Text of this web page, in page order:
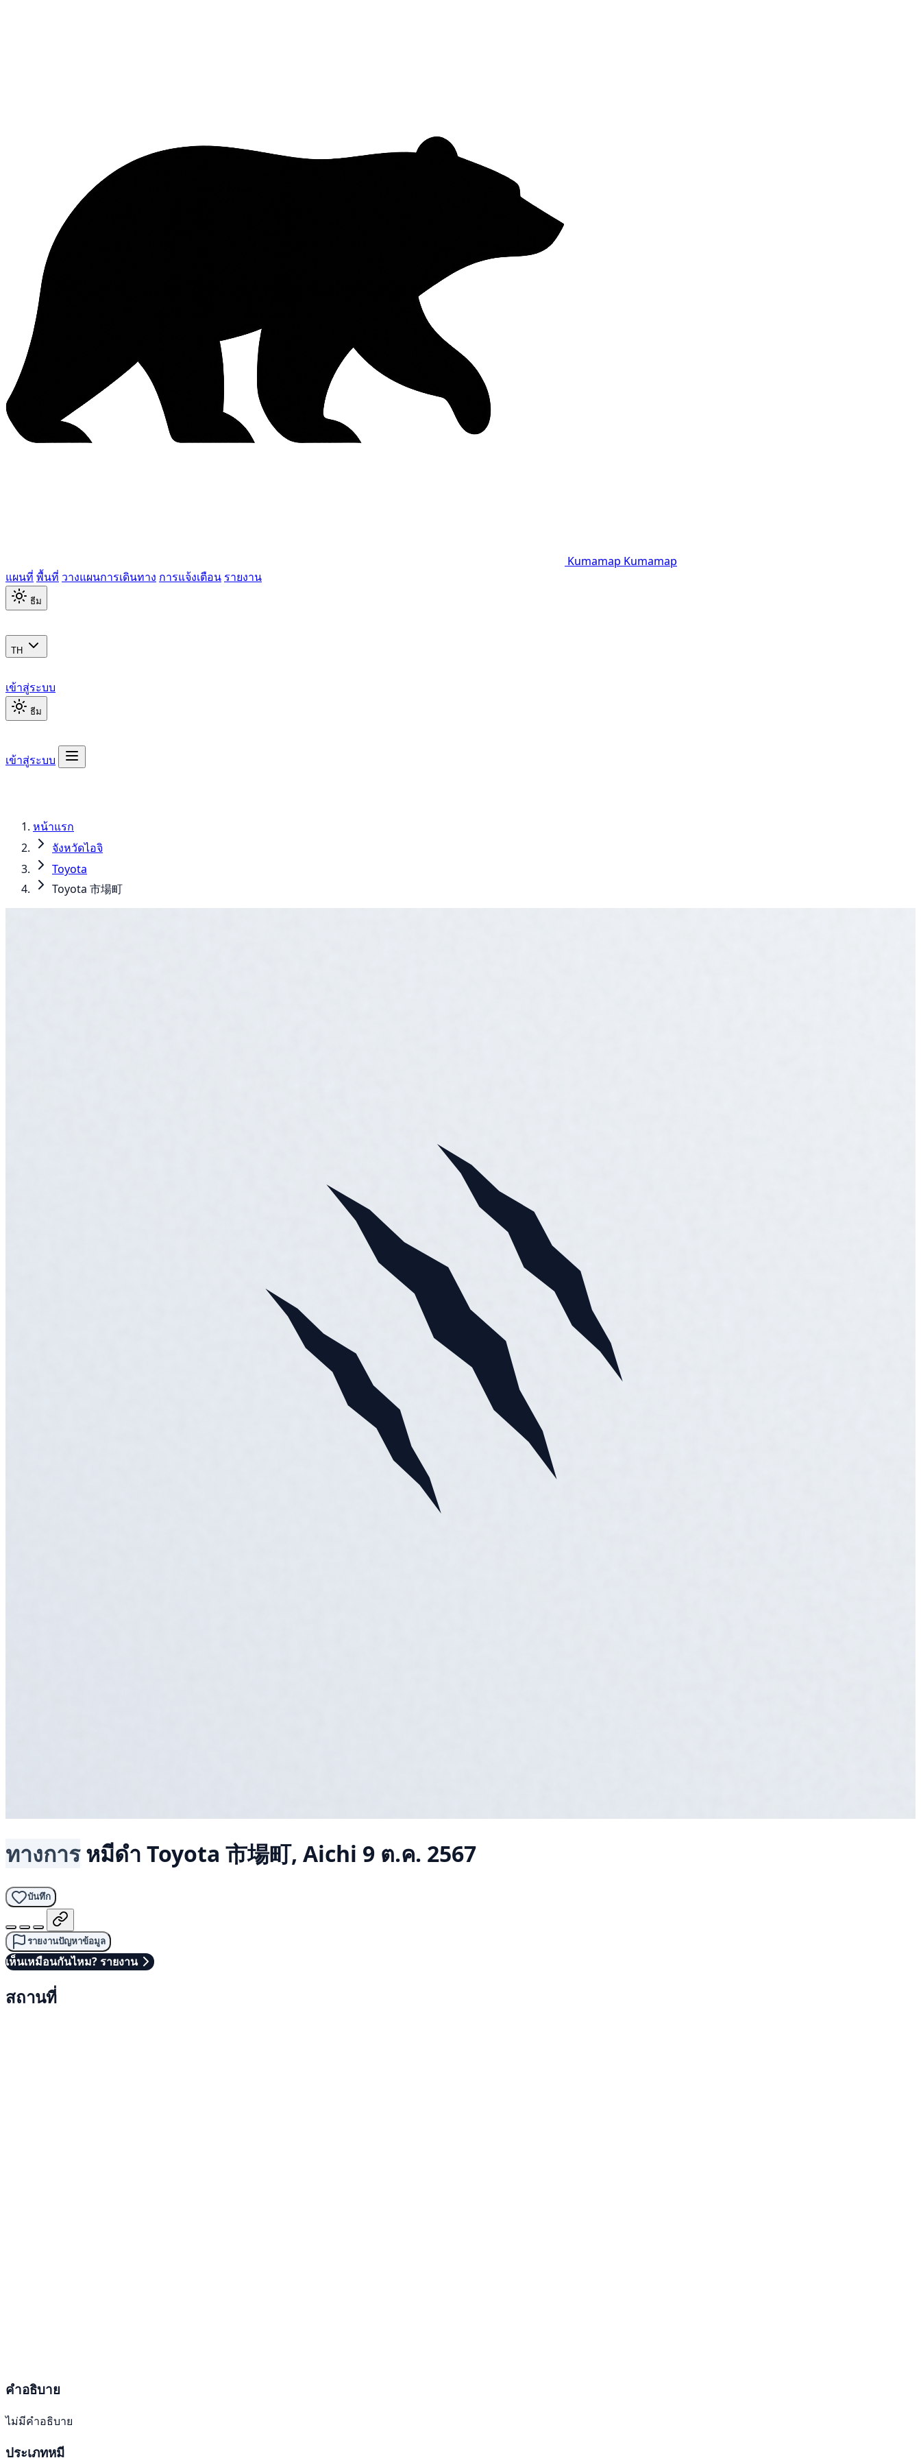
Kumamap Kumamap
แผนที่ พื้นที่ วางแผนการเดินทาง การแจ้งเตือน รายงาน
ธีม
TH
เข้าสู่ระบบ
ธีม
เข้าสู่ระบบ
หน้าแรก
จังหวัดไอจิ
Toyota
Toyota 市場町
ทางการ หมีดำ Toyota 市場町, Aichi 9 ต.ค. 2567
บันทึก
รายงานปัญหาข้อมูล
เห็นเหมือนกันไหม? รายงาน
สถานที่
คำอธิบาย
ไม่มีคำอธิบาย
ประเภทหมี